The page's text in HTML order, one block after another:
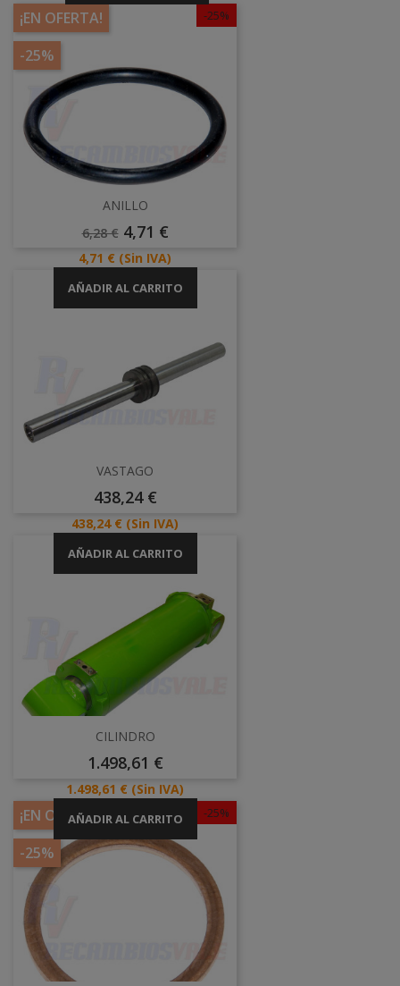
-25%
¡EN OFERTA!
-25%
ANILLO
Precio
6,28 € Precio
4,71 €
Precio
4,71 € (Sin IVA)
AÑADIR AL CARRITO
VASTAGO
Precio
438,24 €
Precio
438,24 € (Sin IVA)
AÑADIR AL CARRITO
CILINDRO
Precio
1.498,61 €
Precio
1.498,61 € (Sin IVA)
AÑADIR AL CARRITO -25%
¡EN OFERTA!
-25%